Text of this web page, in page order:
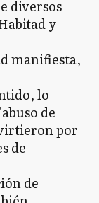
diversos
y
manifiesta,
lo
de
por
de
de